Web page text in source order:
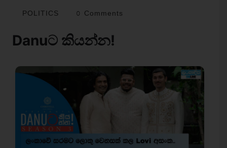
POLITICS 0 Comments